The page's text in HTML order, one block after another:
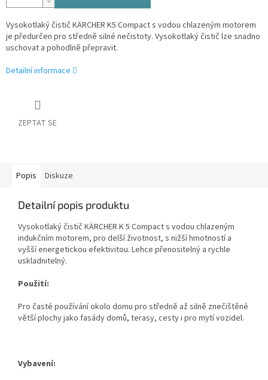
Vysokotlaký čistič KÄRCHER K5 Compact s vodou chlazeným motorem
je předurčen pro středně silné nečistoty. Vysokotlaký čistič lze snadno
uschovat a pohodlně přepravit.
Detailní informace
ZEPTAT SE
Popis Diskuze
Detailní popis produktu
Vysokotlaký čistič KÄRCHER K 5 Compact s vodou chlazeným
indukčním motorem, pro delší životnost, s nižší hmotností a
vyšší energetickou efektivitou. Lehce přenositelný a rychle
uskladnitelný.
Použití:
Pro časté používání okolo domu pro středně až silně znečištěné
větší plochy jako fasády domů, terasy, cesty i pro mytí vozidel.
Vybavení: